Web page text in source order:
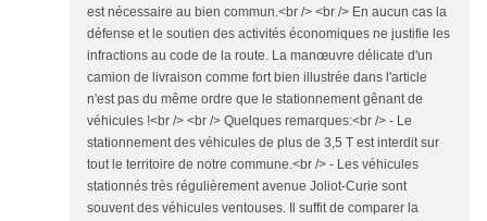
est nécessaire au bien commun.<br /> <br /> En aucun cas la
défense et le soutien des activités économiques ne justifie les
infractions au code de la route. La manœuvre délicate d'un
camion de livraison comme fort bien illustrée dans l'article
n'est pas du même ordre que le stationnement gênant de
véhicules !<br /> <br /> Quelques remarques:<br /> - Le
stationnement des véhicules de plus de 3,5 T est interdit sur
tout le territoire de notre commune.<br /> - Les véhicules
stationnés très régulièrement avenue Joliot-Curie sont
souvent des véhicules ventouses. Il suffit de comparer la